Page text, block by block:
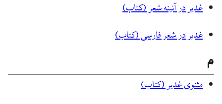
غدیر در آئینه شعر (کتاب)
غدیر در شعر فارسی (کتاب)
م
مثنوی غدیر (کتاب)